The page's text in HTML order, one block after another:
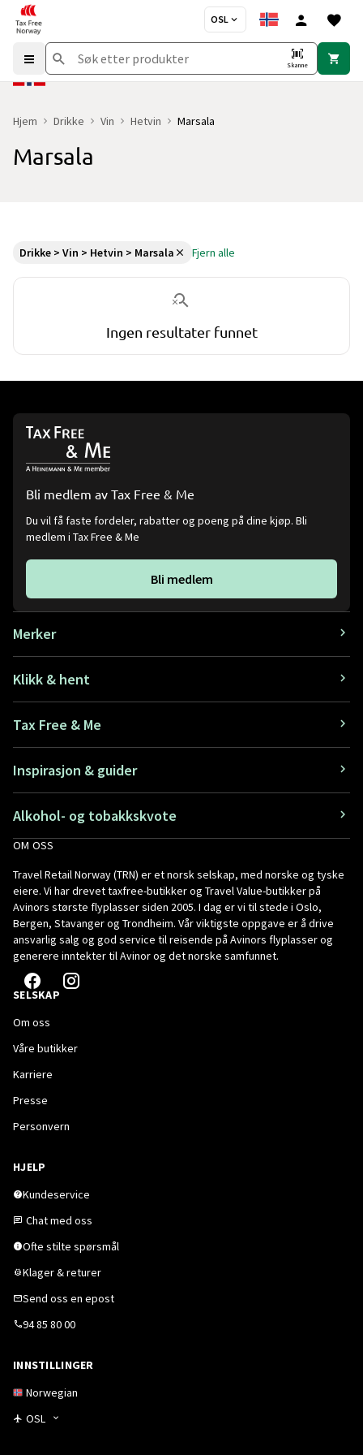
OSL
Skanne
Hjem Drikke Vin Hetvin Marsala
Marsala
Drikke > Vin > Hetvin > Marsala Fjern alle
Ingen resultater funnet
Bli medlem av Tax Free & Me
Du vil få faste fordeler, rabatter og poeng på dine kjøp. Bli
medlem i Tax Free & Me
Bli medlem
Merker
Klikk & hent
Tax Free & Me
Inspirasjon & guider
Alkohol- og tobakkskvote
OM OSS
Travel Retail Norway (TRN) er et norsk selskap, med norske og tyske
eiere. Vi har drevet taxfree-butikker og Travel Value-butikker på
Avinors største flyplasser siden 2005. I dag er vi til stede i Oslo,
Bergen, Stavanger og Trondheim. Vår viktigste oppgave er å drive
ansvarlig salg og god service til reisende på Avinors flyplasser og
generere inntekter til Avinor og det norske samfunnet.
SELSKAP
Om oss
Våre butikker
Karriere
Presse
Personvern
HJELP
Kundeservice
Chat med oss
Ofte stilte spørsmål
Klager & returer
Send oss en epost
94 85 80 00
INNSTILLINGER
Norwegian
OSL